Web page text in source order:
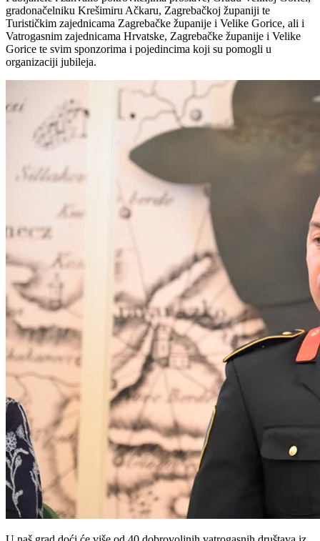
gradonačelniku Krešimiru Ačkaru, Zagrebačkoj županiji te
Turističkim zajednicama Zagrebačke županije i Velike Gorice, ali i
Vatrogasnim zajednicama Hrvatske, Zagrebačke županije i Velike
Gorice te svim sponzorima i pojedincima koji su pomogli u
organizaciji jubileja.